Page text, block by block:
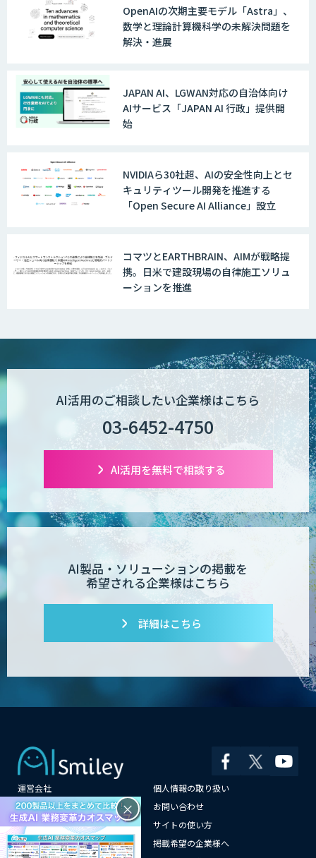
LINE WORKS AiNote
WAN-RECORD Plus
Explaza 生成AI Partner | AX
Wanderlust RAG コンシェルジュ
POPstation
業務特化型AIエージェントの開発支援
PATPOST
展示会の名刺を商談に変える
「GenLead」
OpenAIの次期主要モデル「Astra」、
数学と理論計算機科学の未解決問題を
解決・進展
JAPAN AI、LGWAN対応の自治体向け
AIサービス「JAPAN AI 行政」提供開
始
NVIDIAら30社超、AIの安全性向上とセ
キュリティツール開発を推進する
「Open Secure AI Alliance」設立
コマツとEARTHBRAIN、AIMが戦略提
携。日米で建設現場の自律施工ソリュ
ーションを推進
AI活用のご相談したい企業様はこちら
03-6452-4750
AI活用を無料で相談する
AI製品・ソリューションの掲載を
希望される企業様はこちら
詳細はこちら
運営会社
個人情報の取り扱い
よくある質問
お問い合わせ
メールマガジン登録
サイトの使い方
情報提供はこちらから
掲載希望の企業様へ
×